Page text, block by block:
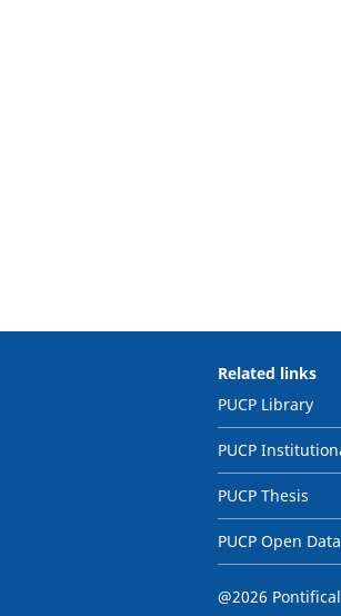
Related links
PUCP Library
PUCP
PUCP Thesis
PUCP Open
@2026